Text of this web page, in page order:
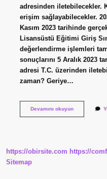
adresinden iletebilecekler.
erişim sağlayabilecekler.
Kasım 2023 tarihinde
Lisansüstü Eğitimi Giriş
değerlendirme işlemleri
sonuçlarını 5 Aralık 2023
adresi T.C. üzerinden
zaman? Geriye…
Devamını okuyunÖsym
Zaman
https://obirsite.com https://
Sitemap